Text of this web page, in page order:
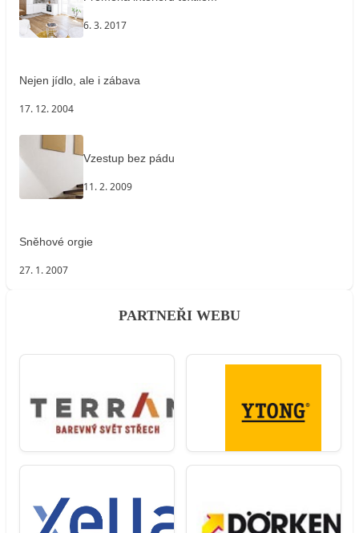
6. 3. 2017
Nejen jídlo, ale i zábava
17. 12. 2004
Vzestup bez pádu
11. 2. 2009
Sněhové orgie
27. 1. 2007
PARTNEŘI WEBU